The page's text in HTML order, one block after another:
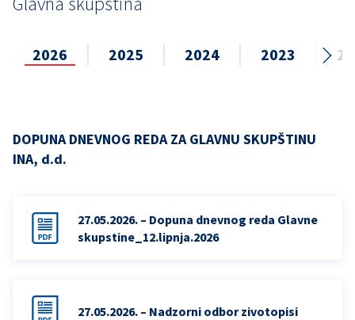
2026 2025 2024 2023
DOPUNA DNEVNOG REDA ZA GLAVNU SKUPŠTINU
INA, d.d.
27.05.2026. – Dopuna dnevnog reda Glavne
skupstine_12.lipnja.2026
27.05.2026. – Nadzorni odbor zivotopisi